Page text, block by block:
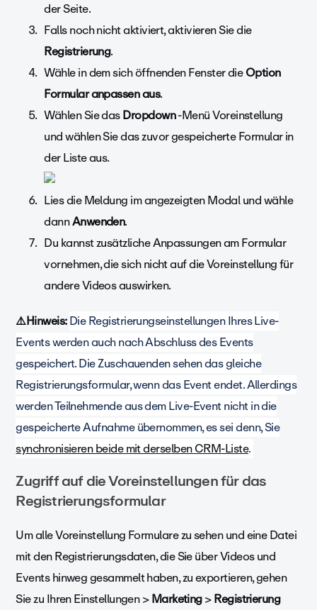
der Seite.
Falls noch nicht aktiviert, aktivieren Sie die
Registrierung.
Wähle in dem sich öffnenden Fenster dieOption
Formular anpassen aus.
Wählen Sie dasDropdown-Menü Voreinstellung
und wählen Sie das zuvor gespeicherte Formular in
der Liste aus.
Lies die Meldung im angezeigten Modal und wähle
dannAnwenden.
Du kannst zusätzliche Anpassungen am Formular
vornehmen, die sich nicht auf die Voreinstellung für
andere Videos auswirken.
⚠️Hinweis:Die Registrierungseinstellungen Ihres Live-
Events werden auch nach Abschluss des Events
gespeichert. Die Zuschauenden sehen das gleiche
Registrierungsformular, wenn das Event endet. Allerdings
werden Teilnehmende aus dem Live-Event nicht in die
gespeicherte Aufnahme übernommen, es sei denn, Sie
synchronisieren beide mit derselben CRM-Liste.
Zugriff auf die Voreinstellungen für das
Registrierungsformular
Um alle Voreinstellung Formulare zu sehen und eine Datei
mit den Registrierungsdaten, die Sie über Videos und
Events hinweg gesammelt haben, zu exportieren, gehen
Sie zu Ihren Einstellungen >Marketing>Registrierung